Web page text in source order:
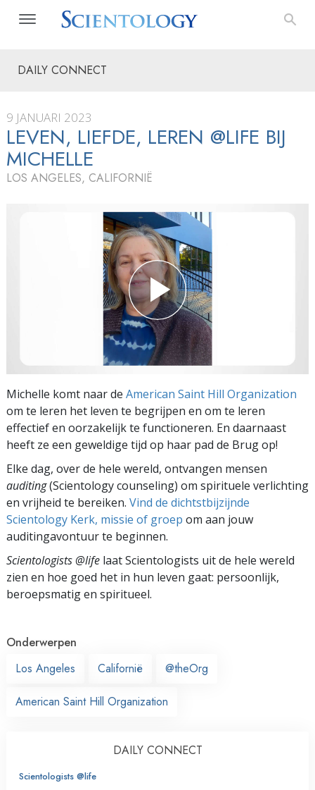
DAILY CONNECT
9 JANUARI 2023
LEVEN, LIEFDE, LEREN @LIFE BIJ
MICHELLE
LOS ANGELES, CALIFORNIË
Michelle komt naar de American Saint Hill Organization
om te leren het leven te begrijpen en om te leren
effectief en oorzakelijk te functioneren. En daarnaast
heeft ze een geweldige tijd op haar pad de Brug op!
Elke dag, over de hele wereld, ontvangen mensen
auditing(Scientology counseling) om spirituele verlichting
en vrijheid te bereiken. Vind de dichtstbijzijnde
Scientology Kerk, missie of groep om aan jouw
auditingavontuur te beginnen.
Scientologists @life laat Scientologists uit de hele wereld
zien en hoe goed het in hun leven gaat: persoonlijk,
beroepsmatig en spiritueel.
Onderwerpen
Los Angeles
Californië @theOrg
American Saint Hill Organization
DAILY CONNECT
Scientologists @life